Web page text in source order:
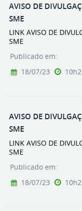
AVISO DE
SME
LINK AVISO DE
SME
Publicado em:
18/07/23
AVISO DE
SME
LINK AVISO DE
SME
Publicado em:
18/07/23